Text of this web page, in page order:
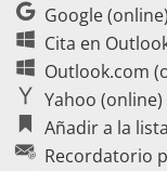
Google (online)
Cita en
Outlook.com
Yahoo (online)
Añadir a la
Recordatorio